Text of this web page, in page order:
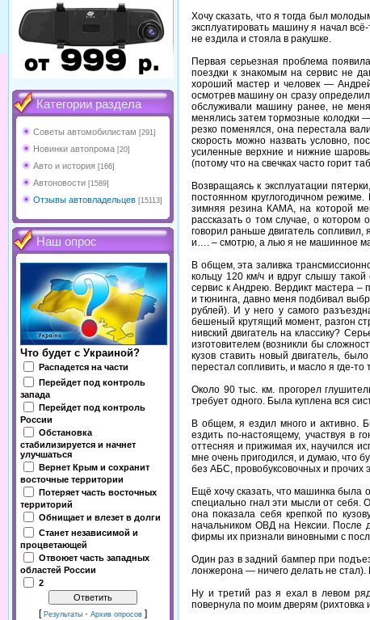
Категории раздела
Советы автомобилистам [291]
Новинки автопрома [20]
Авто и история [166]
Автоновости [1589]
Отзывы автовладельцев [15113]
Наш опрос
Что будет с Украиной?
Распадется на части
Перейдет под контроль
запада
Перейдет под контроль
России
Обстановка
стабилизируется и начнет
улучшаться
Вернет Крым и сохранит
восточные территории
Потеряет часть восточных
территорий
Обнищает и влезет в долги
Станет независимой и
процветающей
Отвоюет часть западных
областей России
2
[ Результаты · Архив опросов ]
Хочу сказать, что я тогда был
эксплуатировать машину я начал
не ездила и стояла в ракушке.
Первая серьезная проблема
поездки к знакомым на сервис не
хороший мастер и человек —
осмотрев машину он сразу
обслуживали машину ранее, не
менялись затем тормозные колодки
резко поменялся, она перестала
скорость можно назвать условно,
усиленные верхние и нижние
(потому что на свечках часто горит
Возвращаясь к эксплуатации
постоянном круглогодичном
зимняя резина КАМА, на которой
рассказать о том случае, о котором
говорил раньше двигатель сопливил,
и…. – смотрю, а лью я не машинное
В общем, эта заливка
кольцу 120 км/ч и вдруг слышу
сервис к Андрею. Вердикт мастера –
и тюнинга, давно меня подбивал
рублей). И у него у самого
бешеный крутящий момент, разгон
нивский двигатель на классику?
изготовителем (возникли бы
кузов ставить новый двигатель,
перестал сопливить, и масло я где-
Около 90 тыс. км. прогорел
требует одного. Была куплена вся
В общем, я ездил много и активно.
ездить по-настоящему, участвуя в
оттесняя и прижимая их, научился
мне очень пригодился, и думаю, что
без АБС, провобуксовочных и прочих
Ещё хочу сказать, что машинка была
специально гнал эти мысли от
она показала себя крепкой по
начальником ОВД на Нексии. После
фирмы их признали виновными с
Один раз в задний бампер при
лонжерона — ничего делать не стал).
Ну и третий раз я ехал в левом
повернула по моим дверям (рихтовка